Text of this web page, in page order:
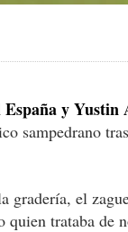
España y
sampedrano
gradería, el
trataba de